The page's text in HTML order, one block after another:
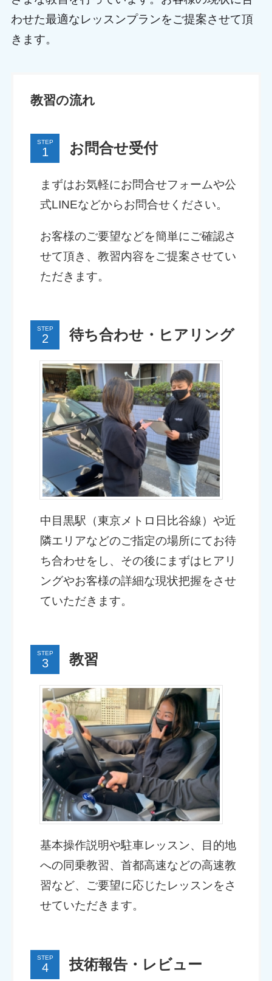
わせた最適なレッスンプランをご提案させて頂
きます。
教習の流れ
STEP お問合せ受付
まずはお気軽にお問合せフォームや公
式LINEなどからお問合せください。
お客様のご要望などを簡単にご確認さ
せて頂き、教習内容をご提案させてい
ただきます。
STEP 待ち合わせ・ヒアリング
中目黒駅（東京メトロ日比谷線）や近
隣エリアなどのご指定の場所にてお待
ち合わせをし、その後にまずはヒアリ
ングやお客様の詳細な現状把握をさせ
ていただきます。
STEP 教習
基本操作説明や駐車レッスン、目的地
への同乗教習、首都高速などの高速教
習など、ご要望に応じたレッスンをさ
せていただきます。
STEP 技術報告・レビュー